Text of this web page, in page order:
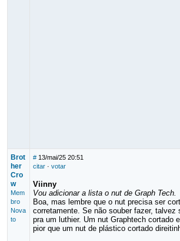
Brot
her
Cro
w
Mem
bro
Nova
to
# 13/mai/25 20:51
citar· votar
Viinny
Vou adicionar a lista o nut de Graph Tech.
Boa, mas lembre que o nut precisa ser
corretamente. Se não souber fazer, talvez
pra um luthier. Um nut Graphtech cortado
pior que um nut de plástico cortado